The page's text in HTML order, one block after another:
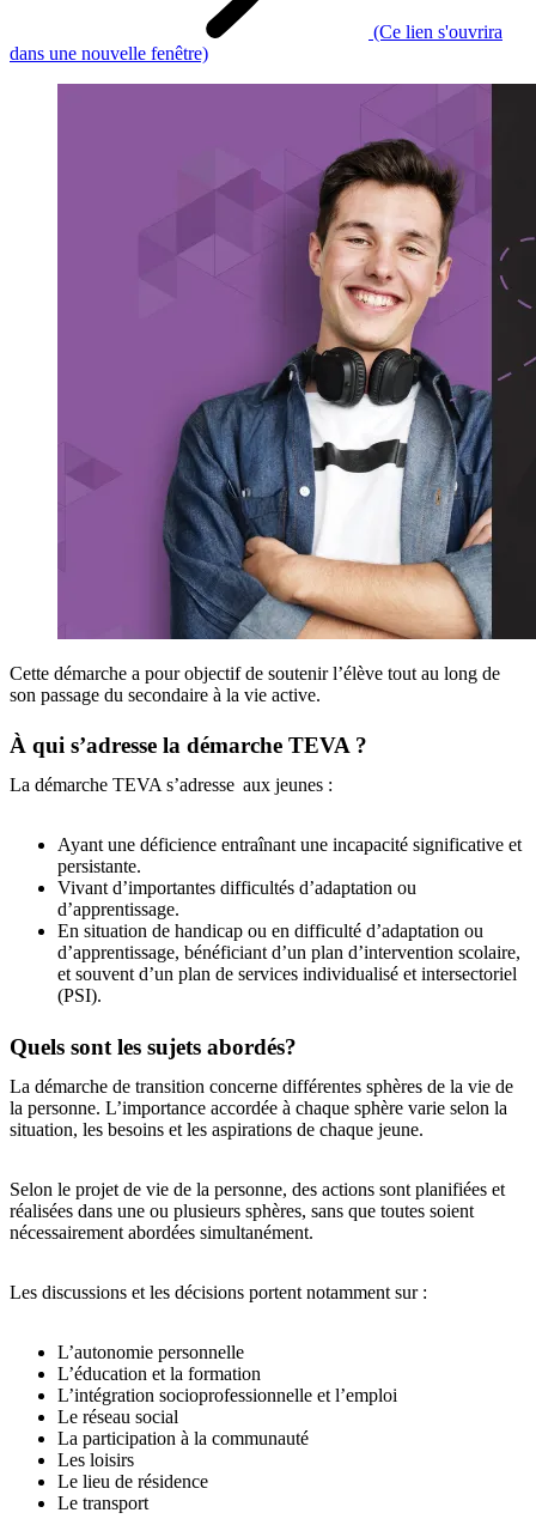
(Ce lien s'ouvrira
dans une nouvelle fenêtre)
Cette démarche a pour objectif de soutenir l’élève tout au long de
son passage du secondaire à la vie active.
À qui s’adresse la démarche TEVA ?
La démarche TEVA s’adresse aux jeunes :
Ayant une déficience entraînant une incapacité significative et
persistante.
Vivant d’importantes difficultés d’adaptation ou
d’apprentissage.
En situation de handicap ou en difficulté d’adaptation ou
d’apprentissage, bénéficiant d’un plan d’intervention scolaire,
et souvent d’un plan de services individualisé et intersectoriel
(PSI).
Quels sont les sujets abordés?
La démarche de transition concerne différentes sphères de la vie de
la personne. L’importance accordée à chaque sphère varie selon la
situation, les besoins et les aspirations de chaque jeune.
Selon le projet de vie de la personne, des actions sont planifiées et
réalisées dans une ou plusieurs sphères, sans que toutes soient
nécessairement abordées simultanément.
Les discussions et les décisions portent notamment sur :
L’autonomie personnelle
L’éducation et la formation
L’intégration socioprofessionnelle et l’emploi
Le réseau social
La participation à la communauté
Les loisirs
Le lieu de résidence
Le transport